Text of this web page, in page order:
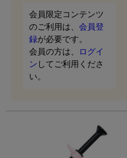
会員限定コンテンツ
のご利用は、 会員登
録が必要です。
会員の方は、
ログイ
ン してご利用くださ
い。